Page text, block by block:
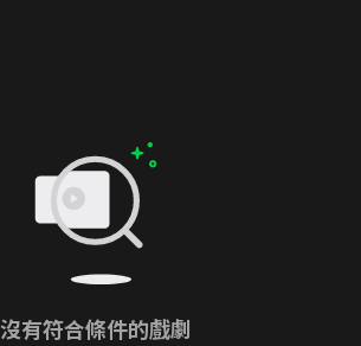
沒有符合條件的戲劇